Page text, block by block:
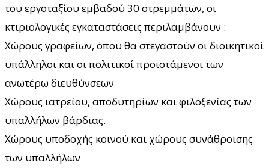
του εργοταξίου εμβαδού 30 στρεμμάτων, οι
κτιριολογικές εγκαταστάσεις περιλαμβάνουν :
Χώρους γραφείων, όπου θα στεγαστούν οι διοικητικοί
υπάλληλοι και οι πολιτικοί προϊστάμενοι των
ανωτέρω διευθύνσεων
Χώρους ιατρείου, αποδυτηρίων και φιλοξενίας των
υπαλλήλων βάρδιας.
Χώρους υποδοχής κοινού και χώρους συνάθροισης
των υπαλλήλων